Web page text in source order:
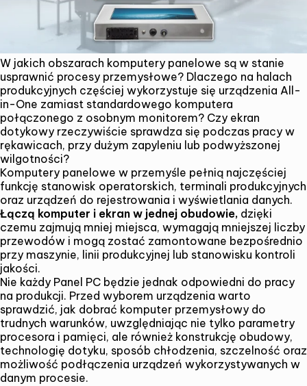
W jakich obszarach komputery panelowe są w stanie
usprawnić procesy przemysłowe? Dlaczego na halach
produkcyjnych częściej wykorzystuje się urządzenia All-
in-One zamiast standardowego komputera
połączonego z osobnym monitorem? Czy ekran
dotykowy rzeczywiście sprawdza się podczas pracy w
rękawicach, przy dużym zapyleniu lub podwyższonej
wilgotności?
Komputery panelowe w przemyśle pełnią najczęściej
funkcję stanowisk operatorskich, terminali produkcyjnych
oraz urządzeń do rejestrowania i wyświetlania danych.
Łączą komputer i ekran w jednej obudowie, dzięki
czemu zajmują mniej miejsca, wymagają mniejszej liczby
przewodów i mogą zostać zamontowane bezpośrednio
przy maszynie, linii produkcyjnej lub stanowisku kontroli
jakości.
Nie każdy Panel PC będzie jednak odpowiedni do pracy
na produkcji. Przed wyborem urządzenia warto
sprawdzić, jak dobrać komputer przemysłowy do
trudnych warunków, uwzględniając nie tylko parametry
procesora i pamięci, ale również konstrukcję obudowy,
technologię dotyku, sposób chłodzenia, szczelność oraz
możliwość podłączenia urządzeń wykorzystywanych w
danym procesie.